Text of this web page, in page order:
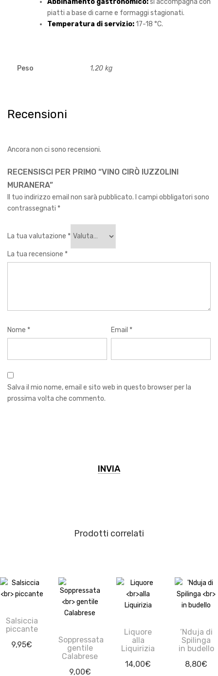
Abbinamento gastronomico:si accompagna con
piatti a base di carne e formaggi stagionati.
Temperatura di servizio:17-18 °C.
Peso 1,20 kg
Recensioni
Ancora non ci sono recensioni.
RECENSISCI PER PRIMO “VINO CIRÒ IUZZOLINI
MURANERA”
Il tuo indirizzo email non sarà pubblicato. I campi obbligatori sono
contrassegnati *
La tua valutazione *
La tua recensione *
Nome * Email *
Salva il mio nome, email e sito web in questo browser per la
prossima volta che commento.
Prodotti correlati
Salsiccia
piccante
9,95€
Soppressata
gentile
Calabrese
9,00€
Liquore
alla
Liquirizia
14,00€
‘Nduja di
Spilinga
in budello
8,80€